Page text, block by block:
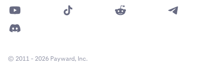
© 2011 - 2026 Payward, Inc.